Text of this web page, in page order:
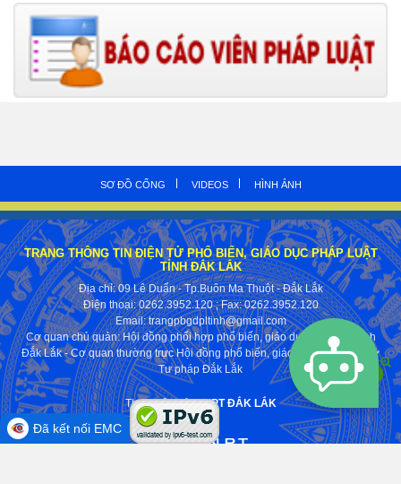
SƠ ĐỒ CỔNG VIDEOS HÌNH ẢNH
TRANG THÔNG TIN ĐIỆN TỬ PHỔ BIẾN, GIÁO DỤC PHÁP LUẬT
TỈNH ĐẮK LẮK
Địa chỉ: 09 Lê Duẩn - Tp.Buôn Ma Thuột - Đắk Lắk
Điện thoại: 0262.3952.120; Fax:0262.3952.120
Email: trangpbgdpltinh@gmail.com
Cơ quan chủ quản: Hội đồng phối hợp phổ biến, giáo dục pháp luật tỉnh
Đắk Lắk - Cơ quan thường trực Hội đồng phổ biến, giáo dục pháp luật Sở
Tư pháp Đắk Lắk
Thực hiện bởiVNPT ĐẮK LẮK
Đã kết nối EMC